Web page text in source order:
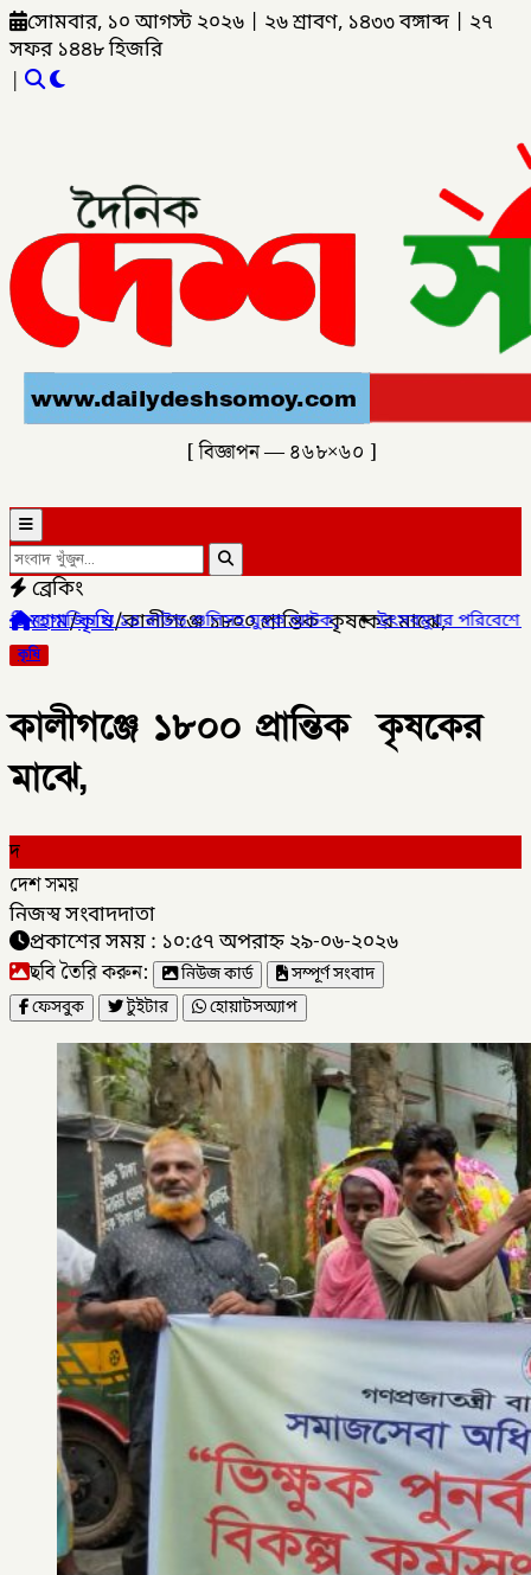
সোমবার, ১০ আগস্ট ২০২৬ ২৬ শ্রাবণ, ১৪৩৩ বঙ্গাব্দ
২৭
সফর ১৪৪৮ হিজরি
|
[ বিজ্ঞাপন — ৪৬৮×৬০ ]
ব্রেকিং
রাউন্ড গুলিসহ যুবক আটক,✦উৎসবমুখর পরিবেশে লালমনিরহাট জেলা
হোম/কৃষি/কালীগঞ্জে ১৮০০ প্রান্তিক কৃষকের মাঝে,
কৃষি
কালীগঞ্জে ১৮০০ প্রান্তিক কৃষকের
মাঝে,
দ
দেশ সময়
নিজস্ব সংবাদদাতা
প্রকাশের সময় : ১০:৫৭ অপরাহ্ন ২৯-০৬-২০২৬
ছবি তৈরি করুন: নিউজ কার্ড
সম্পূর্ণ সংবাদ
ফেসবুক
টুইটার হোয়াটসঅ্যাপ